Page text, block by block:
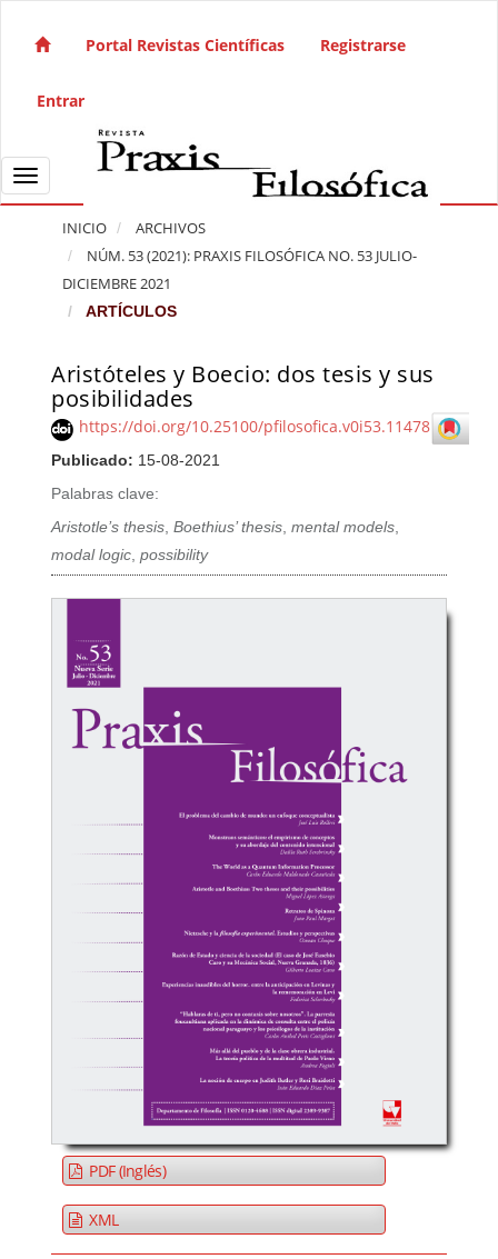
Navegación principal
Barra lateral
Portal Revistas Científicas Registrarse
Entrar
Toggle navigation
INICIO
ARCHIVOS
NÚM. 53 (2021): PRAXIS FILOSÓFICA NO. 53 JULIO-
DICIEMBRE 2021
ARTÍCULOS
Aristóteles y Boecio: dos tesis y sus
posibilidades
https://doi.org/10.25100/pfilosofica.v0i53.11478
Publicado: 15-08-2021
Palabras clave:
Aristotle’s thesis,Boethius’ thesis,mental models,
modal logic,possibility
Barra lateral del artículo
PDF (Inglés)
XML